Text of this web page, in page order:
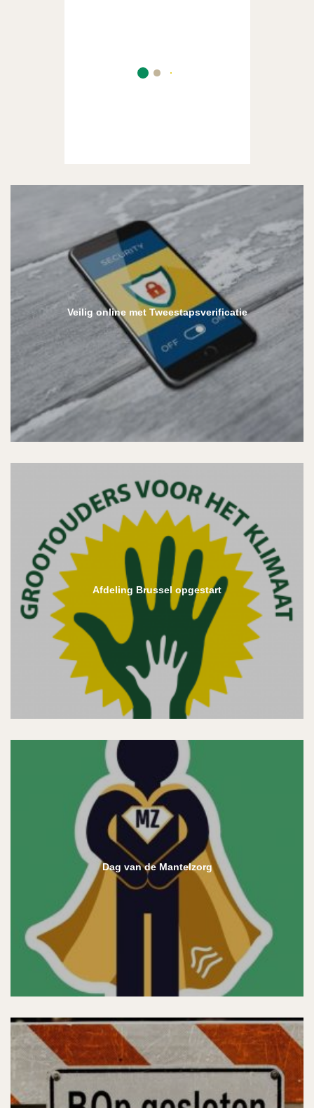
Veilig online met Tweestapsverificatie
Afdeling Brussel opgestart
Dag van de Mantelzorg